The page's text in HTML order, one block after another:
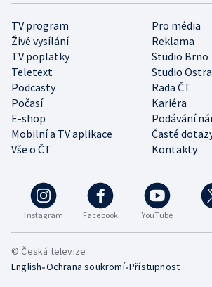
Instagram Facebook YouTube
TV program
Pro média
Živé vysílání
Reklama
TV poplatky
Studio Brno
Teletext
Studio
Podcasty
Rada ČT
Počasí
Kariéra
E-shop
Podávání
Mobilní a TV aplikace
Časté
Vše o ČT
Kontakty
© Česká televize
English•Ochrana soukromí•Přístupnost